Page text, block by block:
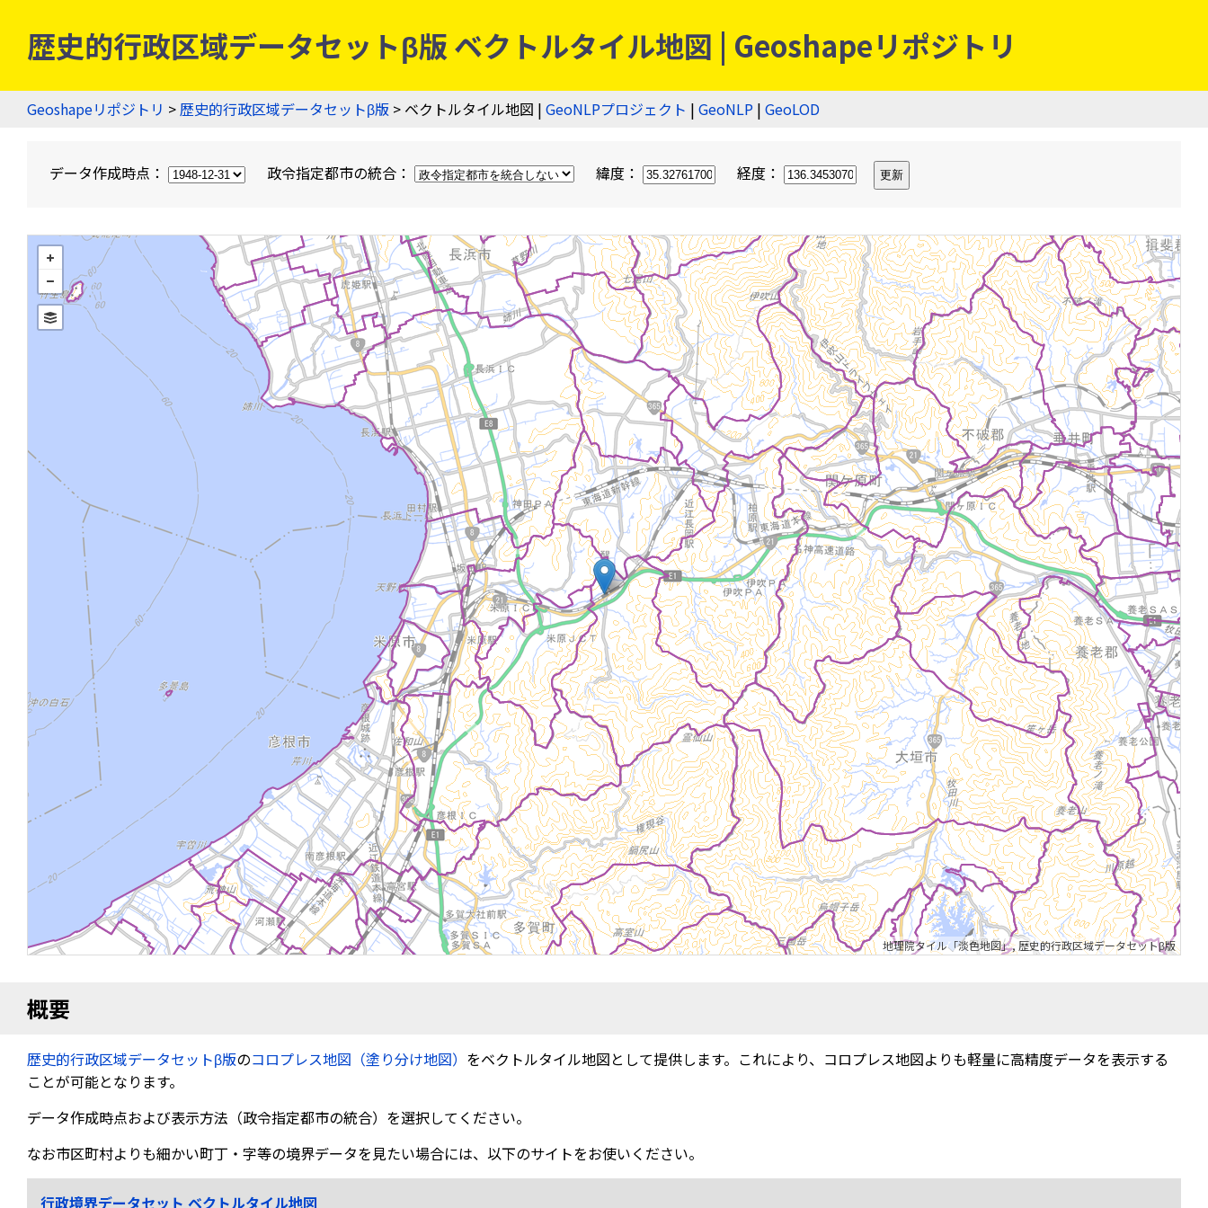
歴史的行政区域データセットβ版 ベクトルタイル地図 | Geoshapeリポジトリ
Geoshapeリポジトリ >歴史的行政区域データセットβ版 > ベクトルタイル地図 | GeoNLPプロジェクト | GeoNLP | GeoLOD
データ作成時点： 政令指定都市の統合： 緯度： 経度：
地理院タイル「淡色地図」, 歴史的行政区域データセットβ版
概要
歴史的行政区域データセットβ版のコロプレス地図（塗り分け地図） をベクトルタイル地図として提供します。これにより、コロプレス地図よりも軽量に高精度データを表示する
ことが可能となります。
データ作成時点および表示方法（政令指定都市の統合）を選択してください。
なお市区町村よりも細かい町丁・字等の境界データを見たい場合には、以下のサイトをお使いください。
行政境界データセット ベクトルタイル地図